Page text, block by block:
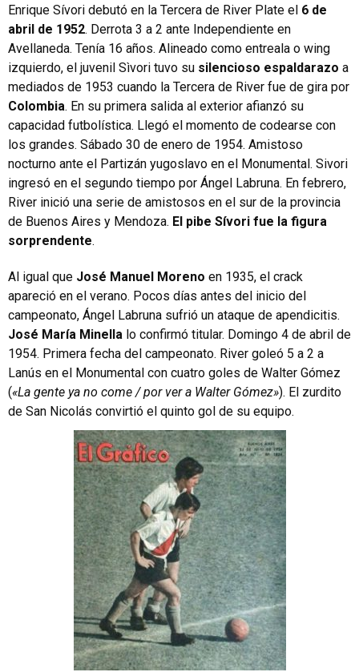
Enrique Sívori debutó en la Tercera de River Plate el 6 de
abril de 1952. Derrota 3 a 2 ante Independiente en
Avellaneda. Tenía 16 años. Alineado como entreala o wing
izquierdo, el juvenil Sìvori tuvo su silencioso espaldarazo a
mediados de 1953 cuando la Tercera de River fue de gira por
Colombia. En su primera salida al exterior afianzó su
capacidad futbolística. Llegó el momento de codearse con
los grandes. Sábado 30 de enero de 1954. Amistoso
nocturno ante el Partizán yugoslavo en el Monumental. Sivori
ingresó en el segundo tiempo por Ángel Labruna. En febrero,
River inició una serie de amistosos en el sur de la provincia
de Buenos Aires y Mendoza. El pibe Sívori fue la figura
sorprendente.
Al igual que José Manuel Moreno en 1935, el crack
apareció en el verano. Pocos días antes del inicio del
campeonato, Ángel Labruna sufrió un ataque de apendicitis.
José María Minella lo confirmó titular. Domingo 4 de abril de
1954. Primera fecha del campeonato. River goleó 5 a 2 a
Lanús en el Monumental con cuatro goles de Walter Gómez
(«La gente ya no come / por ver a Walter Gómez»). El zurdito
de San Nicolás convirtió el quinto gol de su equipo.